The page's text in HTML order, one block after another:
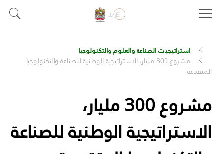
استراتيجيات الصناعة والعلوم والتكنولوجيا
مشروع 300 مليار، الاستراتيجية الوطنية للصناعة والتكنولوجيا
المتقدمة
مشروع 300 مليار،
الاستراتيجية الوطنية للصناعة